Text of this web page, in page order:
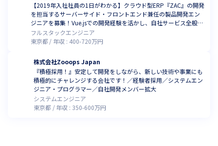
【2019年入社社員の1日がわかる】クラウド型ERP『ZAC』の開発
を担当するサーバーサイド・フロントエンド兼任の製品開発エン
ジニアを募集！Vue.jsでの開発経験を活かし、自社サービス全般に
関わるチャンス
フルスタックエンジニア
東京都
年収 : 400-720万円
株式会社Zooops Japan
『積極採用！』安定して開発をしながら、新しい技術や事業にも
積極的にチャレンジする会社です！／経験者採用／システムエン
ジニア・プログラマー／自社開発メンバー拡大
システムエンジニア
東京都
年収 : 350-600万円